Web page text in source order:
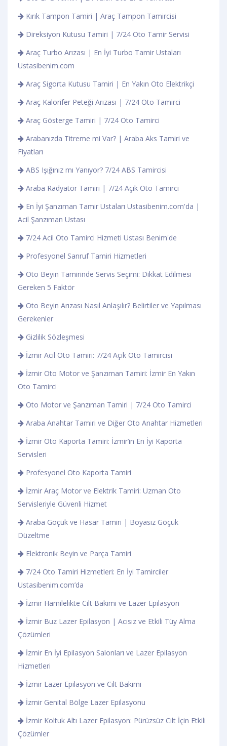
Kırık Tampon Tamiri | Araç Tampon Tamircisi
Direksiyon Kutusu Tamiri | 7/24 Oto Tamir Servisi
Araç Turbo Arızası | En İyi Turbo Tamir Ustaları
Ustasibenim.com
Araç Sigorta Kutusu Tamiri | En Yakın Oto Elektrikçi
Araç Kalorifer Peteği Arızası | 7/24 Oto Tamirci
Araç Gösterge Tamiri | 7/24 Oto Tamirci
Arabanızda Titreme mi Var? | Araba Aks Tamiri ve
Fiyatları
ABS Işığınız mı Yanıyor? 7/24 ABS Tamircisi
Araba Radyatör Tamiri | 7/24 Açık Oto Tamirci
En İyi Şanzıman Tamir Ustaları Ustasibenim.com'da |
Acil Şanzıman Ustası
7/24 Acil Oto Tamirci Hizmeti Ustası Benim'de
Profesyonel Sanruf Tamiri Hizmetleri
Oto Beyin Tamirinde Servis Seçimi: Dikkat Edilmesi
Gereken 5 Faktör
Oto Beyin Arızası Nasıl Anlaşılır? Belirtiler ve Yapılması
Gerekenler
Gizlilik Sözleşmesi
İzmir Acil Oto Tamiri: 7/24 Açık Oto Tamircisi
İzmir Oto Motor ve Şanzıman Tamiri: İzmir En Yakın
Oto Tamirci
Oto Motor ve Şanzıman Tamiri | 7/24 Oto Tamirci
Araba Anahtar Tamiri ve Diğer Oto Anahtar Hizmetleri
İzmir Oto Kaporta Tamiri: İzmir’in En İyi Kaporta
Servisleri
Profesyonel Oto Kaporta Tamiri
İzmir Araç Motor ve Elektrik Tamiri: Uzman Oto
Servisleriyle Güvenli Hizmet
Araba Göçük ve Hasar Tamiri | Boyasız Göçük
Düzeltme
Elektronik Beyin ve Parça Tamiri
7/24 Oto Tamiri Hizmetleri: En İyi Tamirciler
Ustasibenim.com’da
İzmir Hamilelikte Cilt Bakımı ve Lazer Epilasyon
İzmir Buz Lazer Epilasyon | Acısız ve Etkili Tüy Alma
Çözümleri
İzmir En İyi Epilasyon Salonları ve Lazer Epilasyon
Hizmetleri
İzmir Lazer Epilasyon ve Cilt Bakımı
İzmir Genital Bölge Lazer Epilasyonu
İzmir Koltuk Altı Lazer Epilasyon: Pürüzsüz Cilt İçin Etkili
Çözümler